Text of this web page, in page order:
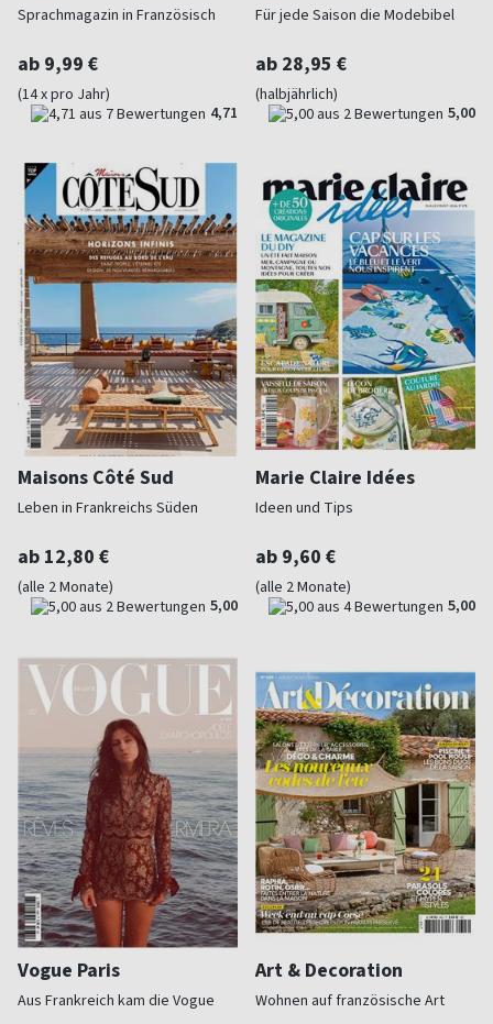
Sprachmagazin in Französisch
ab 9,99 €
(14 x pro Jahr)
4,71
Für jede Saison die Modebibel
ab 28,95 €
(halbjährlich)
5,00
Maisons Côté Sud
Leben in Frankreichs Süden
ab 12,80 €
(alle 2 Monate)
5,00
Marie Claire Idées
Ideen und Tips
ab 9,60 €
(alle 2 Monate)
5,00
Vogue Paris
Aus Frankreich kam die Vogue
Art & Decoration
Wohnen auf französische Art